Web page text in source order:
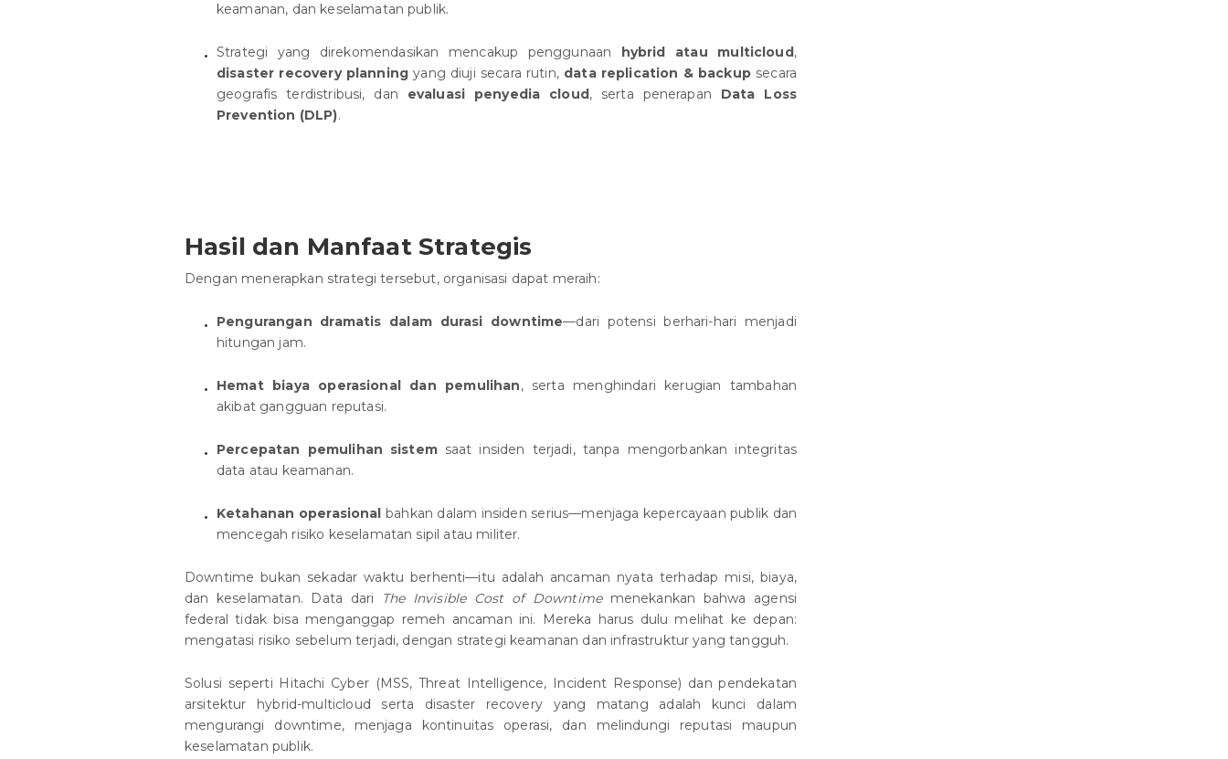
keamanan, dan keselamatan publik.
Strategi yang direkomendasikan mencakup penggunaan hybrid atau multicloud,
disaster recovery planning yang diuji secara rutin, data replication & backupsecara
geografis terdistribusi, dan evaluasi penyedia cloud, serta penerapan Data Loss
Prevention (DLP).
Hasil dan Manfaat Strategis
Dengan menerapkan strategi tersebut, organisasi dapat meraih:
Pengurangan dramatis dalam durasi downtime—dari potensi berhari-hari menjadi
hitungan jam.
Hemat biaya operasional dan pemulihan, serta menghindari kerugian tambahan
akibat gangguan reputasi.
Percepatan pemulihan sistemsaat insiden terjadi, tanpa mengorbankan integritas
data atau keamanan.
Ketahanan operasional bahkan dalam insiden serius—menjaga kepercayaan publik dan
mencegah risiko keselamatan sipil atau militer.
Downtime bukan sekadar waktu berhenti—itu adalah ancaman nyata terhadap misi, biaya,
dan keselamatan. Data dari
The Invisible Cost of Downtimemenekankan bahwa agensi
federal tidak bisa menganggap remeh ancaman ini. Mereka harus dulu melihat ke depan:
mengatasi risiko sebelum terjadi, dengan strategi keamanan dan infrastruktur yang tangguh.
Solusi seperti Hitachi Cyber (MSS, Threat Intelligence, Incident Response) dan pendekatan
arsitektur hybrid-multicloud serta disaster recovery yang matang adalah kunci dalam
mengurangi downtime, menjaga kontinuitas operasi, dan melindungi reputasi maupun
keselamatan publik.